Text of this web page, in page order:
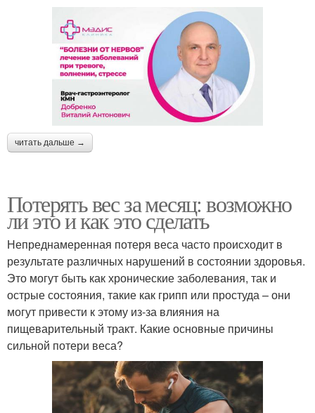
читать дальше →
Потерять вес за месяц: возможно
ли это и как это сделать
Непреднамеренная потеря веса часто происходит в
результате различных нарушений в состоянии здоровья.
Это могут быть как хронические заболевания, так и
острые состояния, такие как грипп или простуда – они
могут привести к этому из-за влияния на
пищеварительный тракт. Какие основные причины
сильной потери веса?